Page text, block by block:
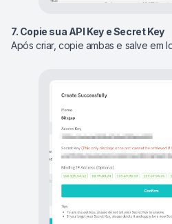
7. Copie sua API Key e Secret Key
Após criar, copie ambas e salve em